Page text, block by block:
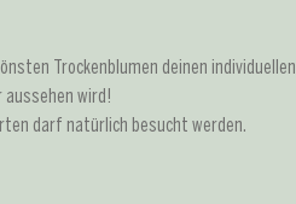
Trockenblumen deinen individuellen
wird!
darf natürlich besucht werden.